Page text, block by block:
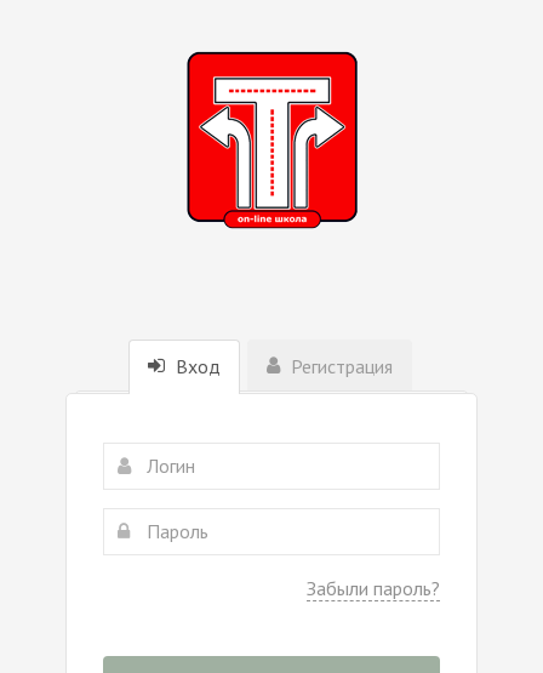
Вход Регистрация
Забыли пароль?